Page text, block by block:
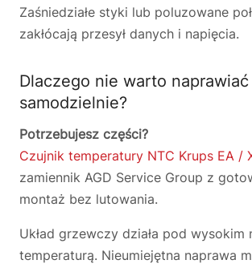
Zaśniedziałe styki lub poluzowane
zakłócają przesył danych i napięcia.
Dlaczego nie warto naprawiać
samodzielnie?
Potrzebujesz części?
Czujnik temperatury NTC Krups EA /
zamiennik AGD Service Group z
montaż bez lutowania.
Układ grzewczy działa pod wysokim
temperaturą. Nieumiejętna naprawa